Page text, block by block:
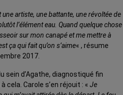
une artiste, une battante, une révoltée de
l’élément eau. Quand quelque chose
sur mon canapé et me mettre à
ça qui fait qu’on s’aime« , résume
2017.
sein d’Agathe, diagnostiqué fin
cela. Carole s’en réjouit : « Je